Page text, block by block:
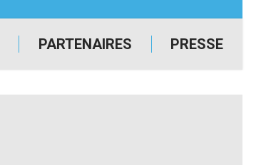
PARTENAIRES PRESSE